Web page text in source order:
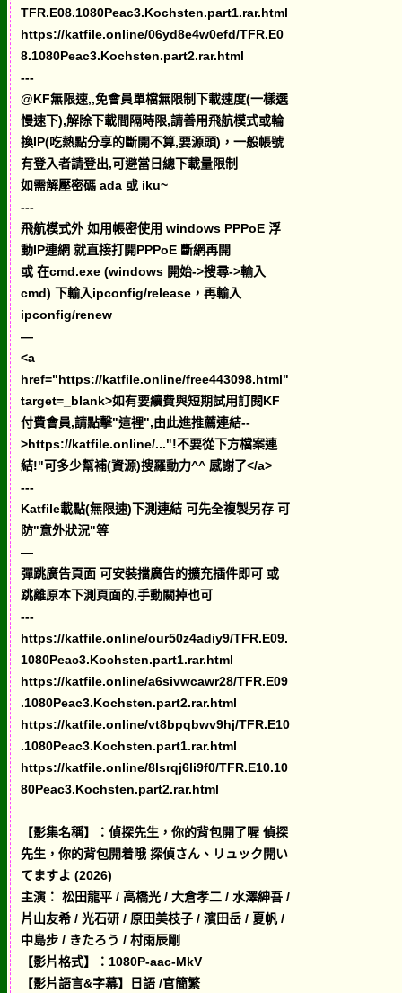
TFR.E08.1080Peac3.Kochsten.part1.rar.html
https://katfile.online/06yd8e4w0efd/TFR.E0
8.1080Peac3.Kochsten.part2.rar.html
---
@KF無限速,,免會員單檔無限制下載速度(一樣選
慢速下),解除下載間隔時限,請善用飛航模式或輪
換IP(吃熱點分享的斷開不算,要源頭)，一般帳號
有登入者請登出,可避當日總下載量限制
如需解壓密碼 ada 或 iku~
---
飛航模式外 如用帳密使用 windows PPPoE 浮
動IP連網 就直接打開PPPoE 斷網再開
或 在cmd.exe (windows 開始->搜尋->輸入
cmd) 下輸入ipconfig/release，再輸入
ipconfig/renew
—
<a
href="https://katfile.online/free443098.html"
target=_blank>如有要續費與短期試用訂閱KF
付費會員,請點擊"這裡",由此進推薦連結--
>https://katfile.online/..."!不要從下方檔案連
結!"可多少幫補(資源)搜羅動力^^ 感謝了</a>
---
Katfile載點(無限速)下測連結 可先全複製另存 可
防"意外狀況"等
—
彈跳廣告頁面 可安裝擋廣告的擴充插件即可 或
跳離原本下測頁面的,手動關掉也可
---
https://katfile.online/our50z4adiy9/TFR.E09.
1080Peac3.Kochsten.part1.rar.html
https://katfile.online/a6sivwcawr28/TFR.E09
.1080Peac3.Kochsten.part2.rar.html
https://katfile.online/vt8bpqbwv9hj/TFR.E10
.1080Peac3.Kochsten.part1.rar.html
https://katfile.online/8lsrqj6li9f0/TFR.E10.10
80Peac3.Kochsten.part2.rar.html
【影集名稱】：偵探先生，你的背包開了喔 偵探
先生，你的背包開着哦 探偵さん、リュック開い
てますよ (2026)
主演： 松田龍平 / 高橋光 / 大倉孝二 / 水澤紳吾 /
片山友希 / 光石研 / 原田美枝子 / 濱田岳 / 夏帆 /
中島步 / きたろう / 村雨辰剛
【影片格式】：1080P-aac-MkV
【影片語言&字幕】日語 /官簡繁